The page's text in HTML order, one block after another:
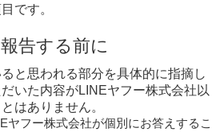
です。
告する前に
と思われる部分を具体的に指摘し
いた内容がLINEヤフー株式会社以
はありません。
フー株式会社が個別にお答えするこ